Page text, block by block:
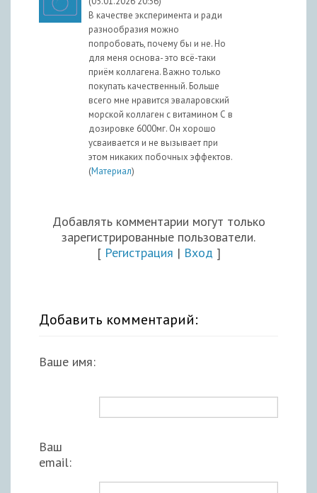
В качестве эксперимента и ради
разнообразия можно
попробовать, почему бы и не. Но
для меня основа- это всё-таки
приём коллагена. Важно только
покупать качественный. Больше
всего мне нравится эваларовский
морской коллаген с витамином С в
дозировке 6000мг. Он хорошо
усваивается и не вызывает при
этом никаких побочных эффектов.
(Материал)
Добавлять комментарии могут только
зарегистрированные пользователи.
[ Регистрация | Вход ]
Добавить комментарий:
Ваше имя:
Ваш
email: